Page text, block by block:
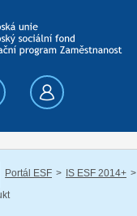
Portál ESF IS ESF 2014+